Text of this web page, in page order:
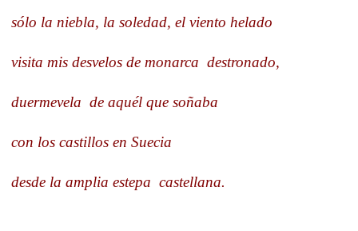
sólo la niebla, la soledad, el viento helado
visita mis desvelos de monarca destronado,
duermevela de aquél que soñaba
con los castillos en Suecia
desde la amplia estepa castellana.